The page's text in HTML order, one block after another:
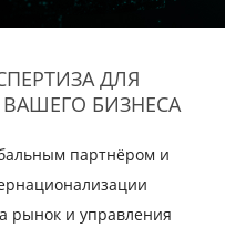
ДЛЯ
БИЗНЕСА
партнёром и
рынок и управления